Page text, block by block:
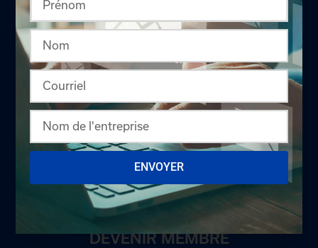
Comités
Conseil d'administration
Nous joindre
DEVENIR MEMBRE
ENVOYER